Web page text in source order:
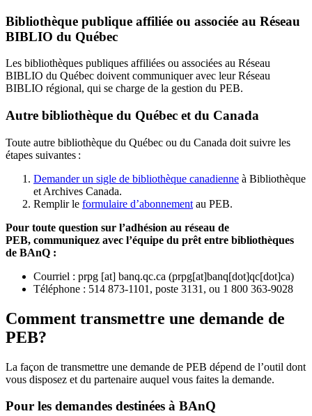
Bibliothèque publique affiliée ou associée au Réseau
BIBLIO du Québec
Les bibliothèques publiques affiliées ou associées au Réseau
BIBLIO du Québec doivent communiquer avec leur Réseau
BIBLIO régional, qui se charge de la gestion du PEB.
Autre bibliothèque du Québec et du Canada
Toute autre bibliothèque du Québec ou du Canada doit suivre les
étapes suivantes :
Demander un sigle de bibliothèque canadienne à Bibliothèque
et Archives Canada.
Remplir le formulaire d’abonnement au PEB.
Pour toute question sur l’adhésion au réseau de
PEB, communiquez avec l’équipe du prêt entre bibliothèques
de BAnQ :
Courriel : prpg [at] banq.qc.ca (prpg[at]banq[dot]qc[dot]ca)
Téléphone : 514 873-1101, poste 3131, ou 1 800 363-9028
Comment transmettre une demande de
PEB?
La façon de transmettre une demande de PEB dépend de l’outil dont
vous disposez et du partenaire auquel vous faites la demande.
Pour les demandes destinées à BAnQ